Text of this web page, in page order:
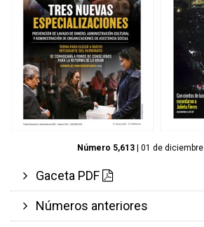
Número 5,613 | 01 de
Gaceta PDF
Números anteriores